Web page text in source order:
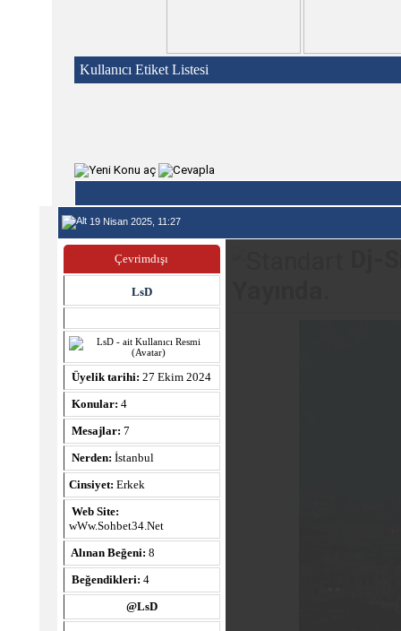
Kullanıcı Etiket Listesi
19 Nisan 2025, 11:27
Çevrimdışı
LsD
Üyelik tarihi: 27 Ekim 2024
Konular: 4
Mesajlar: 7
Nerden: İstanbul
Cinsiyet: Erkek
Web Site:
wWw.Sohbet34.Net
Alınan Beğeni: 8
Beğendikleri: 4
@LsD